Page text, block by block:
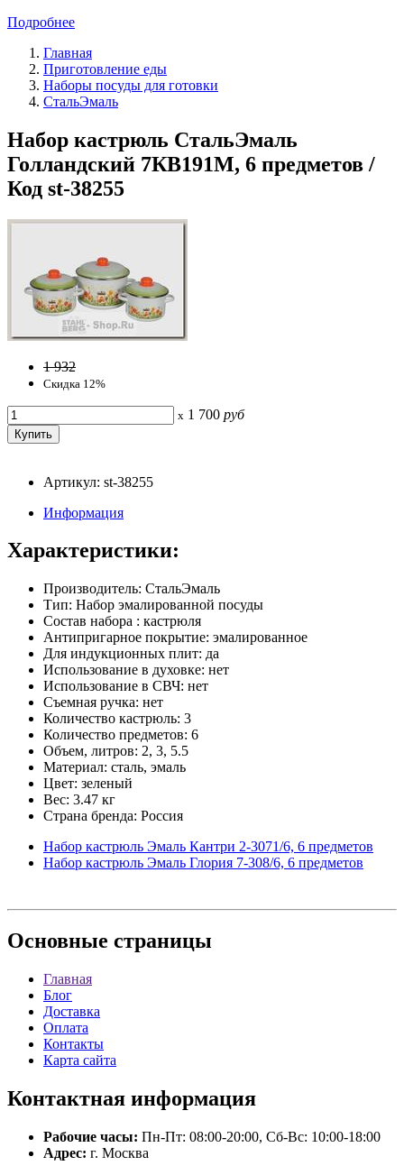
Подробнее
Главная
Приготовление еды
Наборы посуды для готовки
СтальЭмаль
Набор кастрюль СтальЭмаль
Голландский 7КВ191М, 6 предметов /
Код st-38255
1 932
Скидка 12%
x 1 700 руб
Артикул: st-38255
Информация
Характеристики:
Производитель: СтальЭмаль
Тип: Набор эмалированной посуды
Состав набора : кастрюля
Антипригарное покрытие: эмалированное
Для индукционных плит: да
Использование в духовке: нет
Использование в СВЧ: нет
Съемная ручка: нет
Количество кастрюль: 3
Количество предметов: 6
Объем, литров: 2, 3, 5.5
Материал: сталь, эмаль
Цвет: зеленый
Вес: 3.47 кг
Страна бренда: Россия
Набор кастрюль Эмаль Кантри 2-3071/6, 6 предметов
Набор кастрюль Эмаль Глория 7-308/6, 6 предметов
Основные страницы
Главная
Блог
Доставка
Оплата
Контакты
Карта сайта
Контактная информация
Рабочие часы: Пн-Пт: 08:00-20:00, Сб-Вс: 10:00-18:00
Адрес: г. Москва